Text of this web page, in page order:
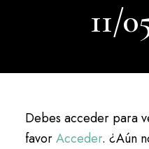
11/
Debes acceder para
favorAcceder. ¿Aún